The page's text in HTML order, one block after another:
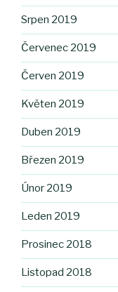
Srpen 2019
Červenec 2019
Červen 2019
Květen 2019
Duben 2019
Březen 2019
Únor 2019
Leden 2019
Prosinec 2018
Listopad 2018